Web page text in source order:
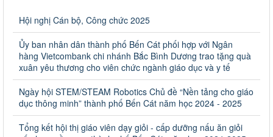
Ngày ban hành: 28/02/2025
Quyết định công bố thủ tục hành chính bị bãi bỏ trong lĩnh
vực giáo dục đào tạo thuộc hệ giáo dục quốc dân và cơ sở
giáo dục khác thuộc thẩm quyền giải quyết của Sở Giáo dục
và Đào tạo, Ủy ban nhân dân cấp huyện
Quyết định công bố thủ tục hành chính bị bãi bỏ trong lĩnh vực
giáo dục đào tạo thuộc hệ giáo dục quốc dân và cơ sở giáo dục
khác thuộc thẩm quyền giải quyết của Sở Giáo dục và Đào tạo,
Ủy ban nhân dân cấp huyện
Hội nghị Cán bộ, Công chức 2025
Ủy ban nhân dân thành phố Bến Cát phối hợp với Ngân
hàng Vietcombank chi nhánh Bắc Bình Dương trao tặng quà
xuân yêu thương cho viên chức ngành giáo dục và y tế
Ngày hội STEM/STEAM Robotics Chủ đề “Nền tảng cho giáo
dục thông minh” thành phố Bến Cát năm học 2024 - 2025
Tổng kết hội thị giáo viên dạy giỏi - cấp dưỡng nấu ăn giỏi